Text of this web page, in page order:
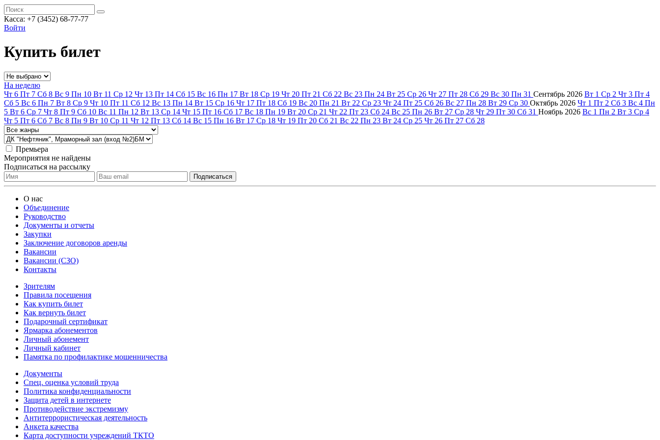
Касса: +7 (3452) 68-77-77
Войти
Купить билет
На неделю
Чт 6 Пт 7 Сб 8 Вс 9 Пн 10 Вт 11 Ср 12 Чт 13 Пт 14 Сб 15 Вс 16 Пн 17 Вт 18 Ср 19 Чт 20 Пт 21 Сб 22 Вс 23 Пн 24 Вт 25 Ср 26 Чт 27 Пт 28 Сб 29 Вс 30 Пн 31 Сентябрь 2026 Вт 1 Ср 2 Чт 3 Пт 4
Сб 5 Вс 6 Пн 7 Вт 8 Ср 9 Чт 10 Пт 11 Сб 12 Вс 13 Пн 14 Вт 15 Ср 16 Чт 17 Пт 18 Сб 19 Вс 20 Пн 21 Вт 22 Ср 23 Чт 24 Пт 25 Сб 26 Вс 27 Пн 28 Вт 29 Ср 30 Октябрь 2026 Чт 1 Пт 2 Сб 3 Вс 4 Пн
5 Вт 6 Ср 7 Чт 8 Пт 9 Сб 10 Вс 11 Пн 12 Вт 13 Ср 14 Чт 15 Пт 16 Сб 17 Вс 18 Пн 19 Вт 20 Ср 21 Чт 22 Пт 23 Сб 24 Вс 25 Пн 26 Вт 27 Ср 28 Чт 29 Пт 30 Сб 31 Ноябрь 2026 Вс 1 Пн 2 Вт 3 Ср 4
Чт 5 Пт 6 Сб 7 Вс 8 Пн 9 Вт 10 Ср 11 Чт 12 Пт 13 Сб 14 Вс 15 Пн 16 Вт 17 Ср 18 Чт 19 Пт 20 Сб 21 Вс 22 Пн 23 Вт 24 Ср 25 Чт 26 Пт 27 Сб 28
Премьера
Мероприятия не найдены
Подписаться на рассылку
О нас
Объединение
Руководство
Документы и отчеты
Закупки
Заключение договоров аренды
Вакансии
Вакансии (СЗО)
Контакты
Зрителям
Правила посещения
Как купить билет
Как вернуть билет
Подарочный сертификат
Ярмарка абонементов
Личный абонемент
Личный кабинет
Памятка по профилактике мошенничества
Документы
Спец. оценка условий труда
Политика конфиденциальности
Защита детей в интернете
Противодействие экстремизму
Антитеррористическая деятельность
Анкета качества
Карта доступности учреждений ТКТО